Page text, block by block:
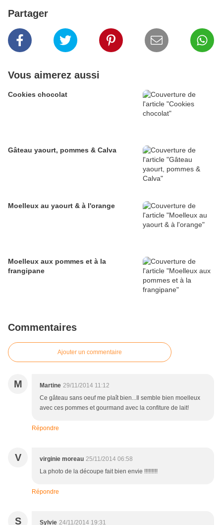
Partager
Vous aimerez aussi
Cookies chocolat
Gâteau yaourt, pommes & Calva
Moelleux au yaourt & à l'orange
Moelleux aux pommes et à la
frangipane
Commentaires
Ajouter un commentaire
M Martine 29/11/2014 11:12
Ce gâteau sans oeuf me plaît bien...Il semble bien moelleux
avec ces pommes et gourmand avec la confiture de lait!
Répondre
V virginie moreau 25/11/2014 06:58
La photo de la découpe fait bien envie !!!!!!!!!
Répondre
S Sylvie 24/11/2014 19:31